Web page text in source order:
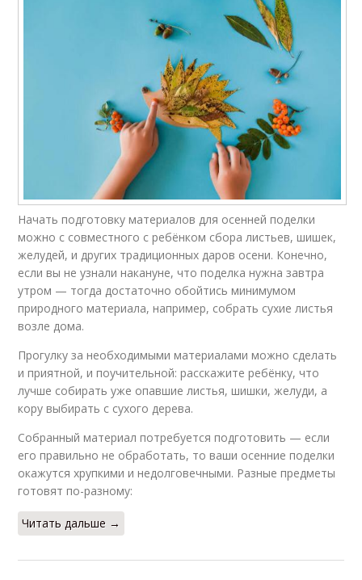
Начать подготовку материалов для осенней поделки
можно с совместного с ребёнком сбора листьев, шишек,
желудей, и других традиционных даров осени. Конечно,
если вы не узнали накануне, что поделка нужна завтра
утром — тогда достаточно обойтись минимумом
природного материала, например, собрать сухие листья
возле дома.
Прогулку за необходимыми материалами можно сделать
и приятной, и поучительной: расскажите ребёнку, что
лучше собирать уже опавшие листья, шишки, желуди, а
кору выбирать с сухого дерева.
Собранный материал потребуется подготовить — если
его правильно не обработать, то ваши осенние поделки
окажутся хрупкими и недолговечными. Разные предметы
готовят по-разному:
Читать дальше →